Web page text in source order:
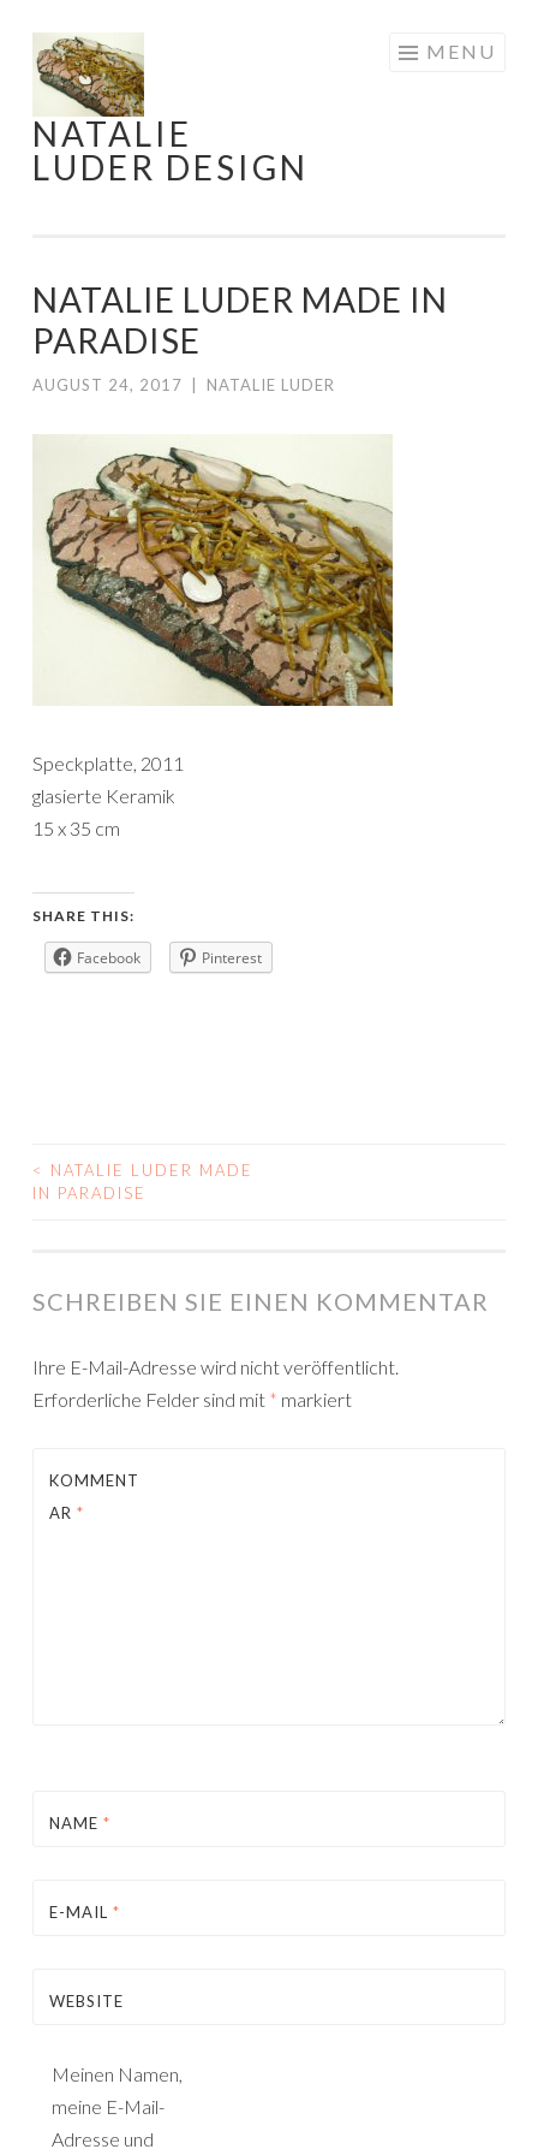
Skip
to
content
NATALIE
LUDER DESIGN
MENU
NATALIE LUDER MADE IN
PARADISE
AUGUST 24, 2017 NATALIE LUDER
Speckplatte, 2011
glasierte Keramik
15 x 35 cm
SHARE THIS:
Facebook Pinterest
POST
<
NATALIE LUDER MADE
IN PARADISE
SCHREIBEN SIE EINEN KOMMENTAR
Ihre E-Mail-Adresse wird nicht veröffentlicht.
Erforderliche Felder sind mit * markiert
KOMMENT
AR *
NAME *
E-MAIL *
WEBSITE
Meinen Namen,
meine E-Mail-
Adresse und